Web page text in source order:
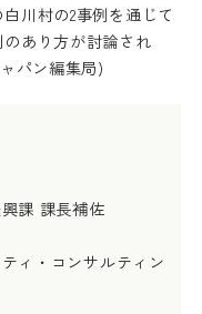
川村の2事例を通じて
あり方が討論され
パン編集局)
課 課長補佐
ィ・コンサルティン